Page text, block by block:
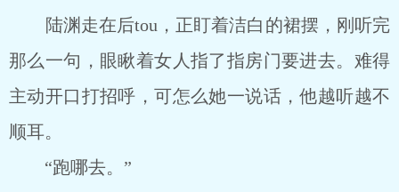
陆渊走在后tou，正盯着洁白的裙摆，刚听完
那么一句，眼瞅着女人指了指房门要进去。难得
主动开口打招呼，可怎么她一说话，他越听越不
顺耳。
“跑哪去。”